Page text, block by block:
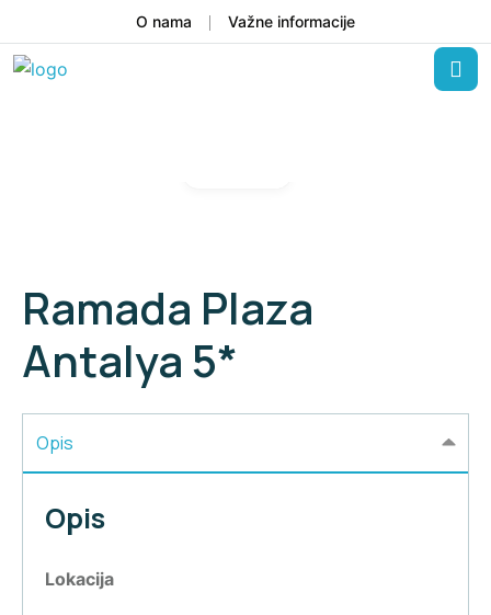
O nama Važne informacije
Ramada Plaza
Antalya 5*
Opis
Opis
Lokacija